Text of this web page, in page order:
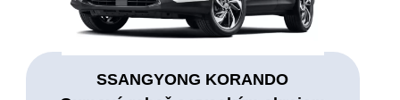
SSANGYONG KORANDO